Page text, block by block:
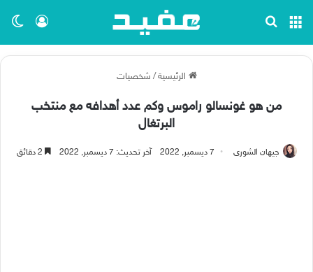
تسجيل القائمة
الرئيسية / شخصيات
من هو غونسالو راموس وكم عدد أهدافه مع منتخب
البرتغال
جيهان الشورى 7 ديسمبر, 2022 آخر تحديث: 7 ديسمبر, 2022